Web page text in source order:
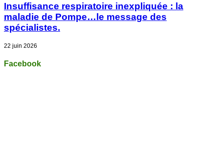
Insuffisance respiratoire inexpliquée : la
maladie de Pompe…le message des
spécialistes.
22 juin 2026
Facebook